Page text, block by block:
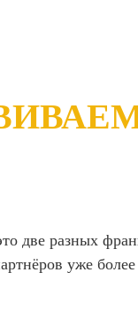
две разных
уже